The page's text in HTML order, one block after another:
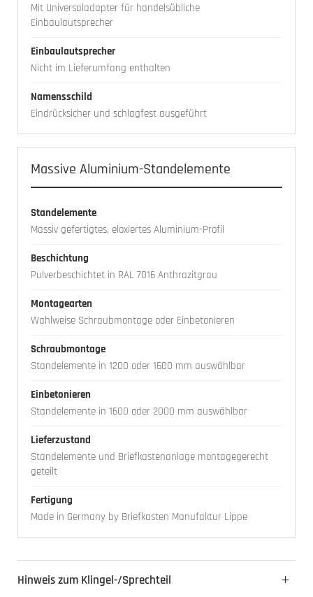
Mit Universaladapter für handelsübliche
Einbaulautsprecher
Einbaulautsprecher
Nicht im Lieferumfang enthalten
Namensschild
Eindrücksicher und schlagfest ausgeführt
Massive Aluminium-Standelemente
Standelemente
Massiv gefertigtes, eloxiertes Aluminium-Profil
Beschichtung
Pulverbeschichtet in RAL 7016 Anthrazitgrau
Montagearten
Wahlweise Schraubmontage oder Einbetonieren
Schraubmontage
Standelemente in 1200 oder 1600 mm auswählbar
Einbetonieren
Standelemente in 1600 oder 2000 mm auswählbar
Lieferzustand
Standelemente und Briefkastenanlage montagegerecht
geteilt
Fertigung
Made in Germany by Briefkasten Manufaktur Lippe
Hinweis zum Klingel-/Sprechteil